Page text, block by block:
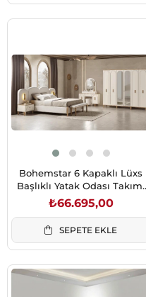
Bohemstar 6 Kapaklı Lüxs
Başlıklı Yatak Odası Takımı
(Karyolasız)
₺66.695,00
SEPETE EKLE